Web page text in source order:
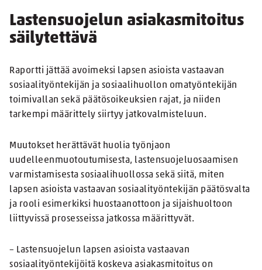
Lastensuojelun asiakasmitoitus
säilytettävä
Raportti jättää avoimeksi lapsen asioista vastaavan
sosiaalityöntekijän ja sosiaalihuollon omatyöntekijän
toimivallan sekä päätösoikeuksien rajat, ja niiden
tarkempi määrittely siirtyy jatkovalmisteluun.
Muutokset herättävät huolia työnjaon
uudelleenmuotoutumisesta, lastensuojeluosaamisen
varmistamisesta sosiaalihuollossa sekä siitä, miten
lapsen asioista vastaavan sosiaalityöntekijän päätösvalta
ja rooli esimerkiksi huostaanottoon ja sijaishuoltoon
liittyvissä prosesseissa jatkossa määrittyvät.
– Lastensuojelun lapsen asioista vastaavan
sosiaalityöntekijöitä koskeva asiakasmitoitus on